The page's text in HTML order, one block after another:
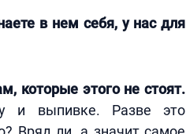
в нем себя, у нас для
которые этого не стоят.
и выпивке. Разве это